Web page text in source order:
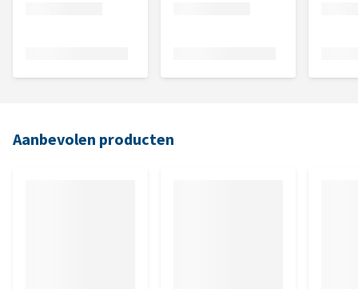
Aanbevolen producten